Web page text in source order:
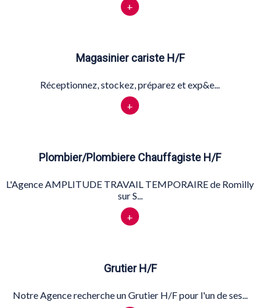
+
Magasinier cariste H/F
Réceptionnez, stockez, préparez et exp&e...
+
Plombier/Plombiere Chauffagiste H/F
L'Agence AMPLITUDE TRAVAIL TEMPORAIRE de Romilly
sur S...
+
Grutier H/F
Notre Agence recherche un Grutier H/F pour l'un de ses...